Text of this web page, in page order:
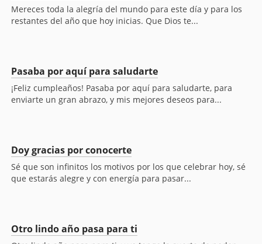
Mereces toda la alegría del mundo para este día y para los
restantes del año que hoy inicias. Que Dios te...
Pasaba por aquí para saludarte
¡Feliz cumpleaños! Pasaba por aquí para saludarte, para
enviarte un gran abrazo, y mis mejores deseos para...
Doy gracias por conocerte
Sé que son infinitos los motivos por los que celebrar hoy, sé
que estarás alegre y con energía para pasar...
Otro lindo año pasa para ti